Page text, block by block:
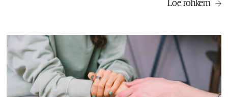
Loe rohkem